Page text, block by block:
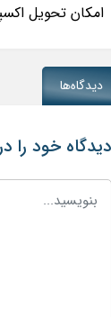
امکان تحویل
دیدگاه‌ها
دیدگاه خود را